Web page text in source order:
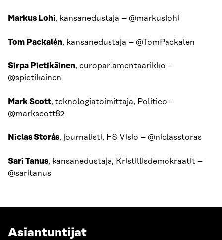
Markus Lohi, kansanedustaja – @markuslohi
Tom Packalén, kansanedustaja – @TomPackalen
Sirpa Pietikäinen, europarlamentaarikko –
@spietikainen
Mark Scott, teknologiatoimittaja, Politico –
@markscott82
Niclas Storås, journalisti, HS Visio – @niclasstoras
Sari Tanus, kansanedustaja, Kristillisdemokraatit –
@saritanus
Asiantuntijat